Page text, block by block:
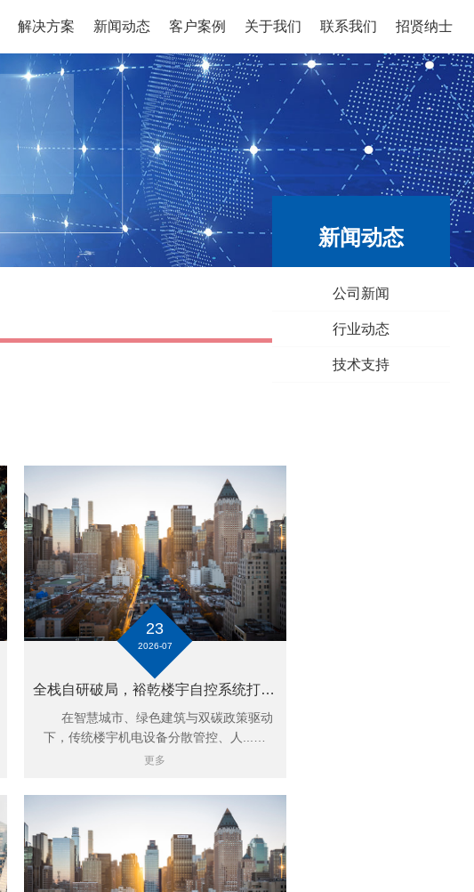
解决方案 新闻动态 客户案例 关于我们 联系我们 招贤纳士
新闻动态
公司新闻
行业动态
技术支持
全栈自研破局，裕乾楼宇自控系统打造智慧楼宇一体化管控核心底座
在智慧城市、绿色建筑与双碳政策驱动
下，传统楼宇机电设备分散管控、人...…
更多
23
2026-07